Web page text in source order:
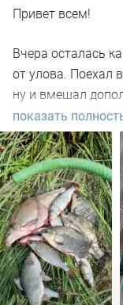
Привет всем!
Вчера осталась
от улова. Поехал
ну и вмешал
шоколадного (🤭).
Рып нашёл на 35
опарика - уклейка.
Психанул. Решил
Ну да, сидеть
Помимо
оторванных
показать